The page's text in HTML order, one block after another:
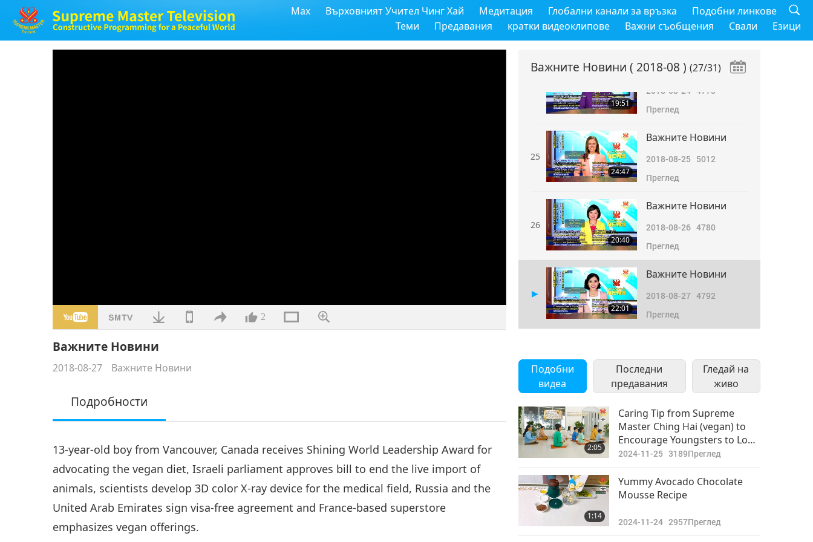
Max Върховният Учител Чинг Хай Медитация Глобални канали за връзка
Подобни линкове
Теми
Предавания кратки видеоклипове Важни съобщения Свали Езици
2
Важните Новини
2018-08-27 Важните Новини
Подробности
13-year-old boy from Vancouver, Canada receives Shining World Leadership Award for
advocating the vegan diet, Israeli parliament approves bill to end the live import of
animals, scientists develop 3D color X-ray device for the medical field, Russia and the
United Arab Emirates sign visa-free agreement and France-based superstore
emphasizes vegan offerings.
Важните Новини ( 2018-08 ) (27/31)
2018-08-234914
Преглед
19:51
Важните Новини
2018-08-24 4773
Преглед
25
24:47
Важните Новини
2018-08-25 5012
Преглед
26
20:40
Важните Новини
2018-08-26 4780
Преглед
22:01
Важните Новини
2018-08-27 4792
Преглед
28 2018-08-28
4940
Преглед
29
19:55
Важните Новини
2018-08-291683
Преглед
30
Важните Новини
2018-08-30
Преглед
Подобни
видеа
Последни
предавания
Гледай на
живо
2:05
Caring Tip from Supreme
Master Ching Hai (vegan) to
Encourage Youngsters to Look
After Themselves and Feel
2024-11-25 3189Преглед
1:14
Yummy Avocado Chocolate
Mousse Recipe
2024-11-24 2957Преглед